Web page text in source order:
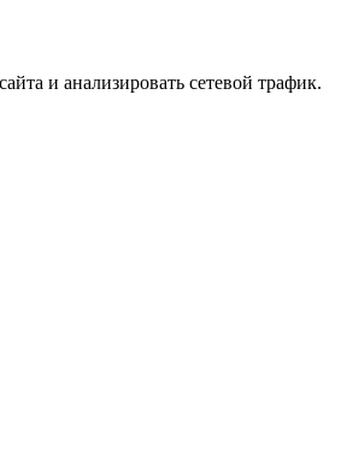
и анализировать сетевой трафик.